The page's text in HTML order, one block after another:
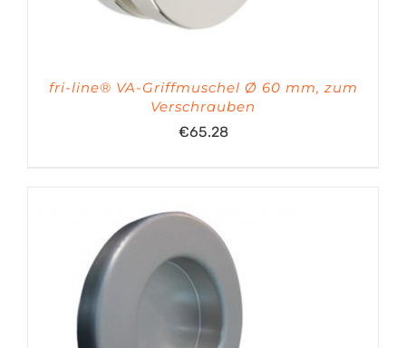
fri-line® VA-Griffmuschel Ø 60 mm, zum
Verschrauben
€65.28